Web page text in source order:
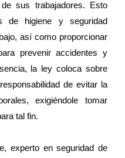
sus trabajadores. Esto
de higiene y seguridad
así como proporcionar
prevenir accidentes y
la ley coloca sobre
de evitar la
exigiéndole tomar
tal fin.
experto en seguridad de